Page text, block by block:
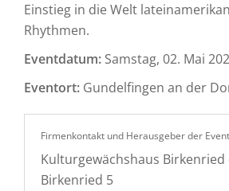
Einstieg in die Welt
Rhythmen.
Eventdatum: Samstag, 02. Mai
Eventort: Gundelfingen an der
Firmenkontakt und Herausgeber der
Kulturgewächshaus Birkenried
Birkenried 5